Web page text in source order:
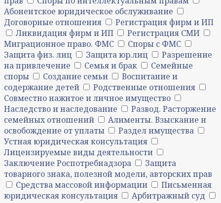
Абонентское юридическое обслуживание
Договорные отношения
Регистрация фирм и ИП
Ликвидация фирм и ИП
Регистрация СМИ
Миграционное право. ФМС
Споры с ФМС
Защита физ. лиц
Защита юр.лиц
Разрешение
на привлечение
Семья и брак
Семейные
споры
Создание семьи
Воспитание и
содержание детей
Родственные отношения
Совместно нажитое и личное имущество
Наследство и наследование
Развод. Расторжение
семейных отношений
Алименты. Взыскание и
освобождение от уплаты
Раздел имущества
Устная юридическая консультация
Лицензируемые виды деятельности
Заключение Роспотребнадзора
Защита
товарного знака, полезной модели, авторских прав
Средства массовой информации
Письменная
юридическая консультация
Арбитражный суд